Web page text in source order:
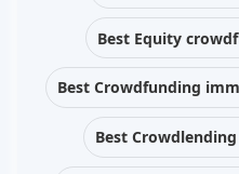
Best Equity
Best Crowdfunding
Best